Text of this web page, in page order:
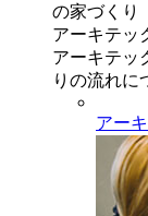
の家づくり
アーキテッ
アーキテッ
りの流れに
アー